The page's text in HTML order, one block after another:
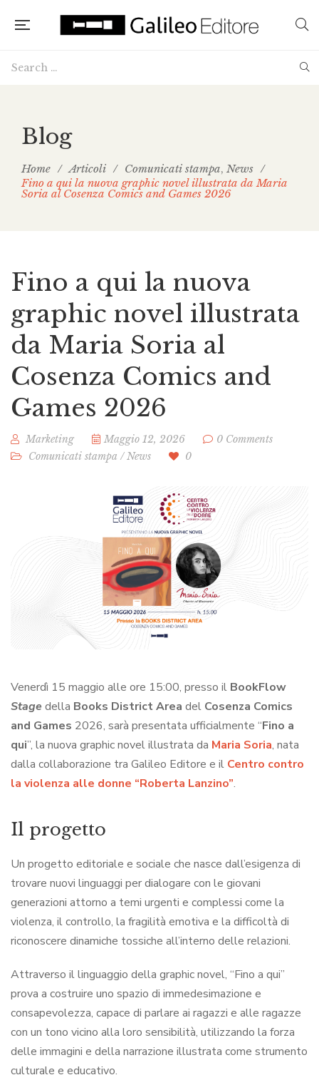
Blog
Home / Articoli / Comunicati stampa, News /
Fino a qui la nuova graphic novel illustrata da Maria
Soria al Cosenza Comics and Games 2026
Fino a qui la nuova
graphic novel illustrata
da Maria Soria al
Cosenza Comics and
Games 2026
Marketing Maggio 12, 2026
0 Comments
Comunicati stampa /News 0
Venerdì 15 maggio alle ore 15:00, presso il BookFlow
Stage della Books District Area del Cosenza Comics
and Games 2026, sarà presentata ufficialmente “Fino a
qui”, la nuova graphic novel illustrata da Maria Soria, nata
dalla collaborazione tra Galileo Editore e il Centro contro
la violenza alle donne “Roberta Lanzino”.
Il progetto
Un progetto editoriale e sociale che nasce dall’esigenza di
trovare nuovi linguaggi per dialogare con le giovani
generazioni attorno a temi urgenti e complessi come la
violenza, il controllo, la fragilità emotiva e la difficoltà di
riconoscere dinamiche tossiche all’interno delle relazioni.
Attraverso il linguaggio della graphic novel, “Fino a qui”
prova a costruire uno spazio di immedesimazione e
consapevolezza, capace di parlare ai ragazzi e alle ragazze
con un tono vicino alla loro sensibilità, utilizzando la forza
delle immagini e della narrazione illustrata come strumento
culturale e educativo.